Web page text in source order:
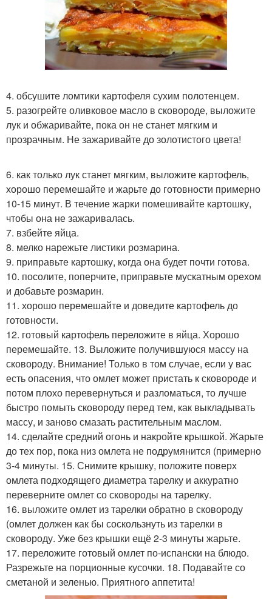
4. обсушите ломтики картофеля сухим полотенцем.
5. разогрейте оливковое масло в сковороде, выложите
лук и обжаривайте, пока он не станет мягким и
прозрачным. Не зажаривайте до золотистого цвета!
6. как только лук станет мягким, выложите картофель,
хорошо перемешайте и жарьте до готовности примерно
10-15 минут. В течение жарки помешивайте картошку,
чтобы она не зажаривалась.
7. взбейте яйца.
8. мелко нарежьте листики розмарина.
9. приправьте картошку, когда она будет почти готова.
10. посолите, поперчите, приправьте мускатным орехом
и добавьте розмарин.
11. хорошо перемешайте и доведите картофель до
готовности.
12. готовый картофель переложите в яйца. Хорошо
перемешайте. 13. Выложите получившуюся массу на
сковороду. Внимание! Только в том случае, если у вас
есть опасения, что омлет может пристать к сковороде и
потом плохо перевернуться и разломаться, то лучше
быстро помыть сковороду перед тем, как выкладывать
массу, и заново смазать растительным маслом.
14. сделайте средний огонь и накройте крышкой. Жарьте
до тех пор, пока низ омлета не подрумянится (примерно
3-4 минуты. 15. Снимите крышку, положите поверх
омлета подходящего диаметра тарелку и аккуратно
переверните омлет со сковороды на тарелку.
16. выложите омлет из тарелки обратно в сковороду
(омлет должен как бы соскользнуть из тарелки в
сковороду. Уже без крышки ещё 2-3 минуты жарьте.
17. переложите готовый омлет по-испански на блюдо.
Разрежьте на порционные кусочки. 18. Подавайте со
сметаной и зеленью. Приятного аппетита!